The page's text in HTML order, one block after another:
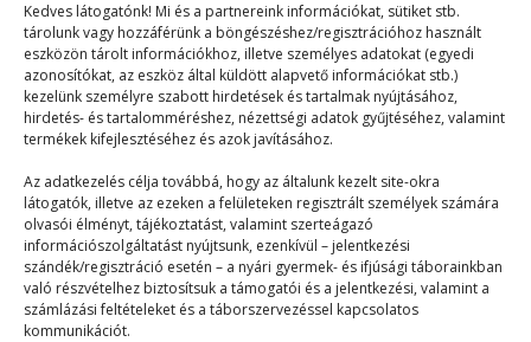
Kedves látogatónk! Mi és a partnereink információkat, sütiket stb.
tárolunk vagy hozzáférünk a böngészéshez/regisztrációhoz használt
eszközön tárolt információkhoz, illetve személyes adatokat (egyedi
azonosítókat, az eszköz által küldött alapvető információkat stb.)
kezelünk személyre szabott hirdetések és tartalmak nyújtásához,
hirdetés- és tartalomméréshez, nézettségi adatok gyűjtéséhez, valamint
termékek kifejlesztéséhez és azok javításához.
Az adatkezelés célja továbbá, hogy az általunk kezelt site-okra
látogatók, illetve az ezeken a felületeken regisztrált személyek számára
olvasói élményt, tájékoztatást, valamint szerteágazó
információszolgáltatást nyújtsunk, ezenkívül – jelentkezési
szándék/regisztráció esetén – a nyári gyermek- és ifjúsági táborainkban
való részvételhez biztosítsuk a támogatói és a jelentkezési, valamint a
számlázási feltételeket és a táborszervezéssel kapcsolatos
kommunikációt.
Fanatizmus
Mix
2023. 04. 18.
Hogy mit jelent a fanatizmus? Erre nehéz válaszolni,
mivel sokféleképpen lehet értelmezni. Elsősorban
vallási meggyőződés,…